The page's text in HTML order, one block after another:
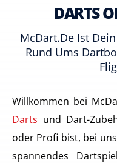
DARTS
McDart.de Ist
Rund Ums
Willkommen bei
Darts und Dart-
oder Profi bist, bei
spannendes